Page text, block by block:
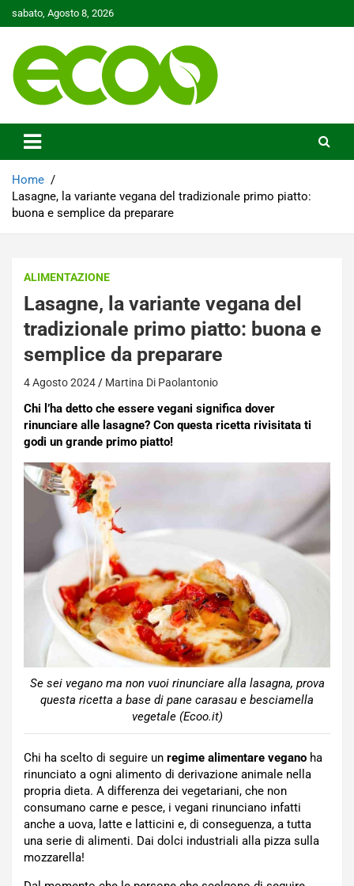
to
sabato, Agosto 8, 2026
Ecoo.it
Home
Lasagne, la variante vegana del tradizionale primo piatto:
buona e semplice da preparare
ALIMENTAZIONE
Lasagne, la variante vegana del
tradizionale primo piatto: buona e
semplice da preparare
4 Agosto 2024 Martina Di Paolantonio
Chi l’ha detto che essere vegani significa dover
rinunciare alle lasagne? Con questa ricetta rivisitata ti
godi un grande primo piatto!
Se sei vegano ma non vuoi rinunciare alla lasagna, prova
questa ricetta a base di pane carasau e besciamella
vegetale (Ecoo.it)
Chi ha scelto di seguire un regime alimentare vegano ha
rinunciato a ogni alimento di derivazione animale nella
propria dieta. A differenza dei vegetariani, che non
consumano carne e pesce, i vegani rinunciano infatti
anche a uova, latte e latticini e, di conseguenza, a tutta
una serie di alimenti. Dai dolci industriali alla pizza sulla
mozzarella!